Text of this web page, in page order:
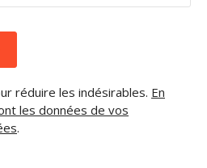
réduire les indésirables. En
les données de vos
.